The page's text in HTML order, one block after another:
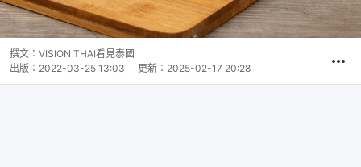
撰文： VISION THAI看見泰國
出版： 2022-03-25 13:03 更新： 2025-02-17 20:28